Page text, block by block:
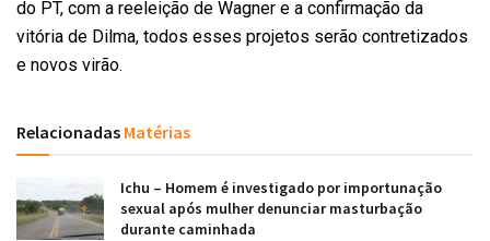
do PT, com a reeleição de Wagner e a confirmação da
vitória de Dilma, todos esses projetos serão contretizados
e novos virão.
Relacionadas Matérias
Ichu – Homem é investigado por importunação
sexual após mulher denunciar masturbação
durante caminhada